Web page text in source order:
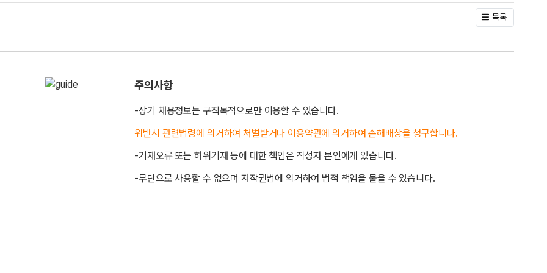
목록
주의사항
-상기 채용정보는 구직목적으로만 이용할 수 있습니다.
위반시 관련법령에 의거하여 처벌받거나 이용약관에 의거하여 손해배상을 청구합니다.
-기재오류 또는 허위기재 등에 대한 책임은 작성자 본인에게 있습니다.
-무단으로 사용할 수 없으며 저작권법에 의거하여 법적 책임을 물을 수 있습니다.